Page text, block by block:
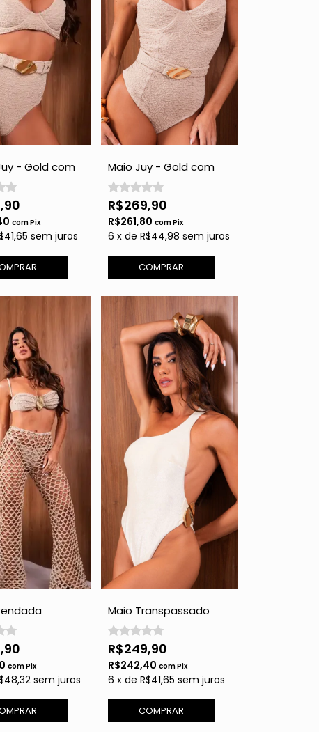
- Gold com
comPix
sem juros
Maio Juy - Gold com
Brilho
R$269,90
R$261,80 comPix
6 x de R$44,98 sem juros
COMPRAR
- Gold com
comPix
sem juros
Maio Transpassado
nas Costas - Off White
R$249,90
R$242,40 comPix
6 x de R$41,65 sem juros
COMPRAR